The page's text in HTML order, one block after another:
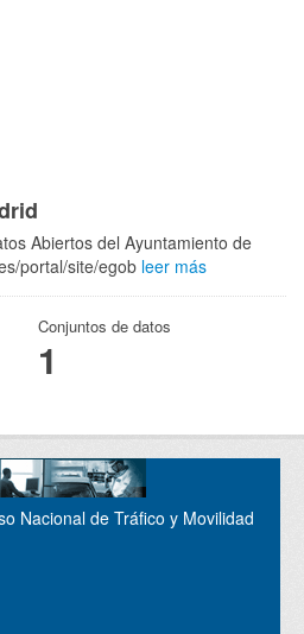
Abiertos del Ayuntamiento de
portal/site/egob leer más
Conjuntos de datos
1
Nacional de Tráfico y Movilidad